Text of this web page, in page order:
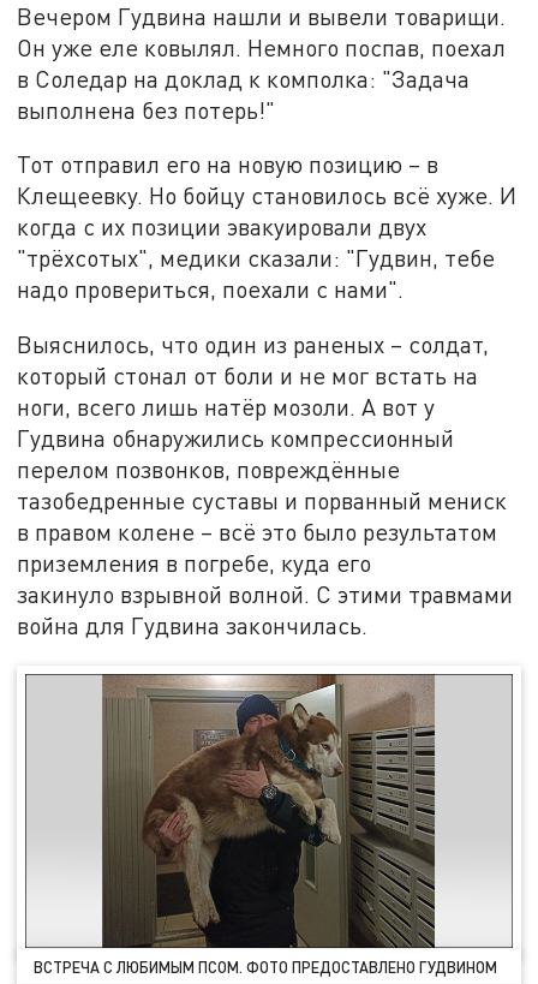
Вечером Гудвина нашли и вывели товарищи.
Он уже еле ковылял. Немного поспав, поехал
в Соледар на доклад к комполка: "Задача
выполнена без потерь!"
Тот отправил его на новую позицию – в
Клещеевку. Но бойцу становилось всё хуже. И
когда с их позиции эвакуировали двух
"трёхсотых", медики сказали: "Гудвин, тебе
надо провериться, поехали с нами".
Выяснилось, что один из раненых – солдат,
который стонал от боли и не мог встать на
ноги, всего лишь натёр мозоли. А вот у
Гудвина обнаружились компрессионный
перелом позвонков, повреждённые
тазобедренные суставы и порванный мениск
в правом колене – всё это было результатом
приземления в погребе, куда его
закинуло взрывной волной. С этими травмами
война для Гудвина закончилась.
ВСТРЕЧА С ЛЮБИМЫМ ПСОМ. ФОТО ПРЕДОСТАВЛЕНО ГУДВИНОМ